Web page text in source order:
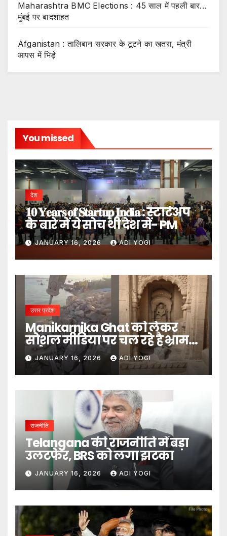
Maharashtra BMC Elections : 45 साल में पहली बार…
मुंबई पर बादशाहत
Afganistan : तालिबान सरकार के टूटने का खतरा, मंत्री
आपस में भिड़े
You missed
देश
𝟏𝟎 𝐘𝐞𝐚𝐫𝐬 𝐨𝐟 𝐒𝐭𝐚𝐫𝐭𝐮𝐩 𝐈𝐧𝐝𝐢𝐚 : स्टार्टअप
के बारे में ये सोच थी देश में- PM
JANUARY 16, 2026 ADI YOGI
उत्तर प्रदेश
Manikarnika Ghat को लेकर
सोशल मीडिया पर चल रहे है भ्रामक
दावे- DM
JANUARY 16, 2026 ADI YOGI
राजनीति
Telangana की राजनीति में बड़ा
उलटफेर, BRS को लगा झटका
JANUARY 16, 2026 ADI YOGI